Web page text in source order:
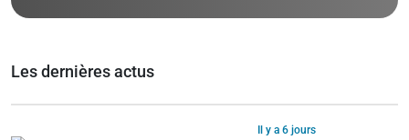
Les dernières actus
Il y a 6 jours